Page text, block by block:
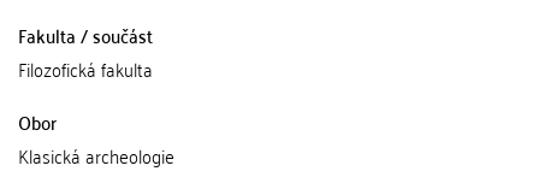
Fakulta / součást
Filozofická fakulta
Obor
Klasická archeologie